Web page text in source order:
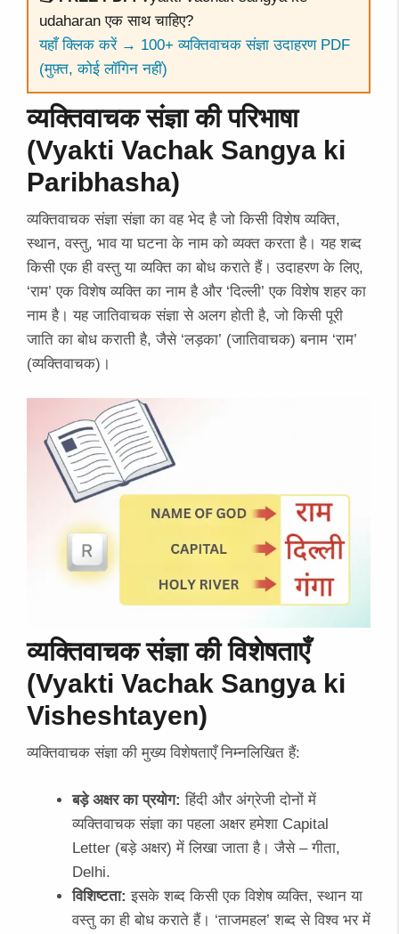
udaharan एक साथ चाहिए?
यहाँ क्लिक करें → 100+ व्यक्तिवाचक संज्ञा उदाहरण PDF
(मुफ़्त, कोई लॉगिन नहीं)
व्यक्तिवाचक संज्ञा की परिभाषा
(Vyakti Vachak Sangya ki
Paribhasha)
व्यक्तिवाचक संज्ञा संज्ञा का वह भेद है जो किसी विशेष व्यक्ति,
स्थान, वस्तु, भाव या घटना के नाम को व्यक्त करता है। यह शब्द
किसी एक ही वस्तु या व्यक्ति का बोध कराते हैं। उदाहरण के लिए,
‘राम’ एक विशेष व्यक्ति का नाम है और ‘दिल्ली’ एक विशेष शहर का
नाम है। यह जातिवाचक संज्ञा से अलग होती है, जो किसी पूरी
जाति का बोध कराती है, जैसे ‘लड़का’ (जातिवाचक) बनाम ‘राम’
(व्यक्तिवाचक)।
व्यक्तिवाचक संज्ञा की विशेषताएँ
(Vyakti Vachak Sangya ki
Visheshtayen)
व्यक्तिवाचक संज्ञा की मुख्य विशेषताएँ निम्नलिखित हैं:
बड़े अक्षर का प्रयोग: हिंदी और अंग्रेजी दोनों में
व्यक्तिवाचक संज्ञा का पहला अक्षर हमेशा Capital
Letter (बड़े अक्षर) में लिखा जाता है। जैसे – गीता,
Delhi.
विशिष्टता: इसके शब्द किसी एक विशेष व्यक्ति, स्थान या
वस्तु का ही बोध कराते हैं। ‘ताजमहल’ शब्द से विश्व भर में